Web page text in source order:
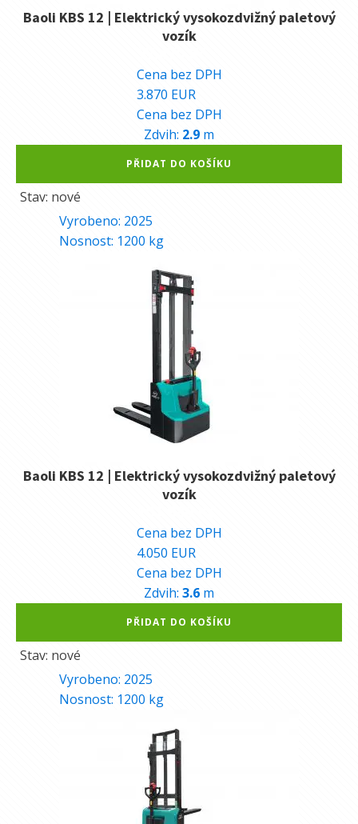
Baoli KBS 12 | Elektrický vysokozdvižný paletový
vozík
Cena bez DPH
3.870 EUR
Cena bez DPH
Zdvih: 2.9 m
PŘIDAT DO KOŠÍKU
Stav: nové
Vyrobeno: 2025
Nosnost: 1200 kg
Baoli KBS 12 | Elektrický vysokozdvižný paletový
vozík
Cena bez DPH
4.050 EUR
Cena bez DPH
Zdvih: 3.6 m
PŘIDAT DO KOŠÍKU
Stav: nové
Vyrobeno: 2025
Nosnost: 1200 kg